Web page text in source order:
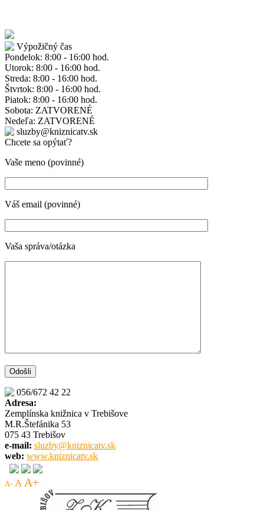
Výpožičný čas
Pondelok: 8:00 - 16:00 hod.
Utorok: 8:00 - 16:00 hod.
Streda: 8:00 - 16:00 hod.
Štvrtok: 8:00 - 16:00 hod.
Piatok: 8:00 - 16:00 hod.
Sobota: ZATVORENÉ
Nedeľa: ZATVORENÉ
sluzby@kniznicatv.sk
Chcete sa opýtať?
Vaše meno (povinné)
Váš email (povinné)
Vaša správa/otázka
056/672 42 22
Adresa:
Zemplínska knižnica v Trebišove
M.R.Štefánika 53
075 43 Trebišov
e-mail: sluzby@kniznicatv.sk
web: www.kniznicatv.sk
A- A A+